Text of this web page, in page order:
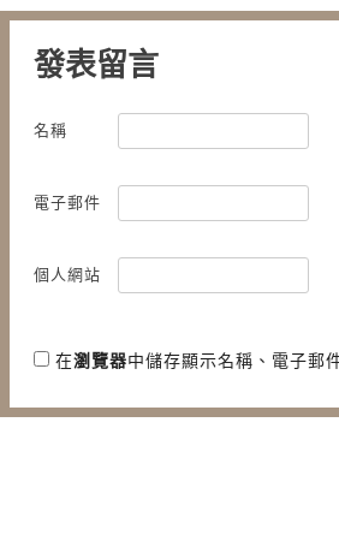
發表留言
名稱
電子郵件
個人網站
在瀏覽器中儲存顯示名稱、電子郵